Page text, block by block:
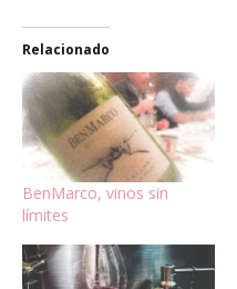
Relacionado
BenMarco, vinos sin
límites